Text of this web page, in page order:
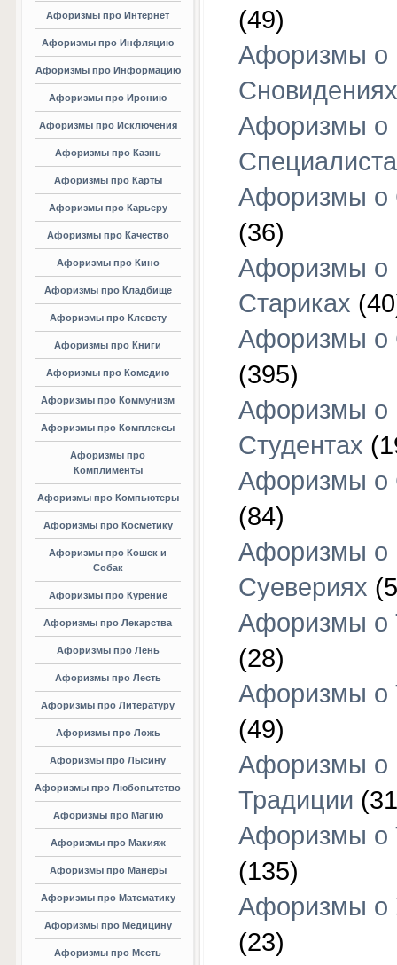
Афоризмы про Интернет
Афоризмы про Инфляцию
Афоризмы про Информацию
Афоризмы про Иронию
Афоризмы про Исключения
Афоризмы про Казнь
Афоризмы про Карты
Афоризмы про Карьеру
Афоризмы про Качество
Афоризмы про Кино
Афоризмы про Кладбище
Афоризмы про Клевету
Афоризмы про Книги
Афоризмы про Комедию
Афоризмы про Коммунизм
Афоризмы про Комплексы
Афоризмы про
Комплименты
Афоризмы про Компьютеры
Афоризмы про Косметику
Афоризмы про Кошек и
Собак
Афоризмы про Курение
Афоризмы про Лекарства
Афоризмы про Лень
Афоризмы про Лесть
Афоризмы про Литературу
Афоризмы про Ложь
Афоризмы про Лысину
Афоризмы про Любопытство
Афоризмы про Магию
Афоризмы про Макияж
Афоризмы про Манеры
Афоризмы про Математику
Афоризмы про Медицину
Афоризмы про Месть
(49)
Афоризмы о
Сновидениях
Афоризмы о
Афоризмы о
(36)
Афоризмы о
Стариках
Афоризмы о
(395)
Афоризмы о
Студентах
Афоризмы о
(84)
Афоризмы о
Суевериях
Афоризмы о
(28)
Афоризмы о
(49)
Афоризмы о
Традиции
Афоризмы о
(135)
Афоризмы о
(23)